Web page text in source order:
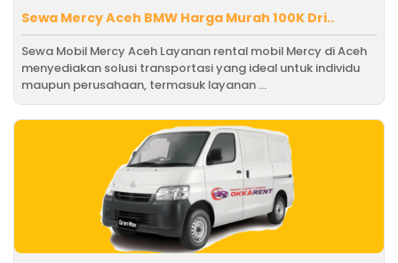
Sewa Mercy Aceh BMW Harga Murah 100K Dri..
Sewa Mobil Mercy Aceh Layanan rental mobil Mercy di Aceh
menyediakan solusi transportasi yang ideal untuk individu
maupun perusahaan, termasuk layanan ...